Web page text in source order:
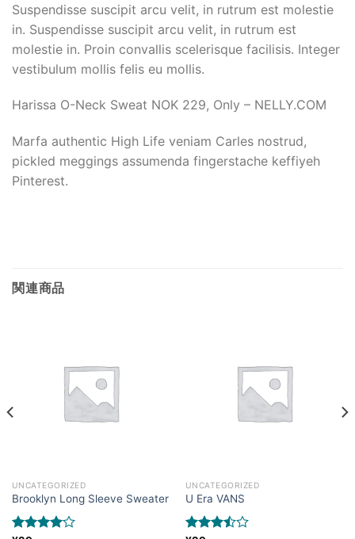
Suspendisse suscipit arcu velit, in rutrum est molestie
in. Suspendisse suscipit arcu velit, in rutrum est
molestie in. Proin convallis scelerisque facilisis. Integer
vestibulum mollis felis eu mollis.
Harissa O-Neck Sweat NOK 229, Only – NELLY.COM
Marfa authentic High Life veniam Carles nostrud,
pickled meggings assumenda fingerstache keffiyeh
Pinterest.
関連商品
UNCATEGORIZED
Brooklyn Long Sleeve Sweater
UNCATEGORIZED
U Era VANS